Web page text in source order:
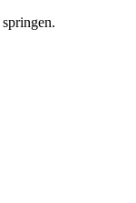
springen.